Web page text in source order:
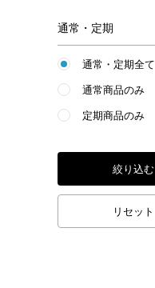
通常・定期
通常・定期全て
通常商品のみ
定期商品のみ
絞り込む
リセット